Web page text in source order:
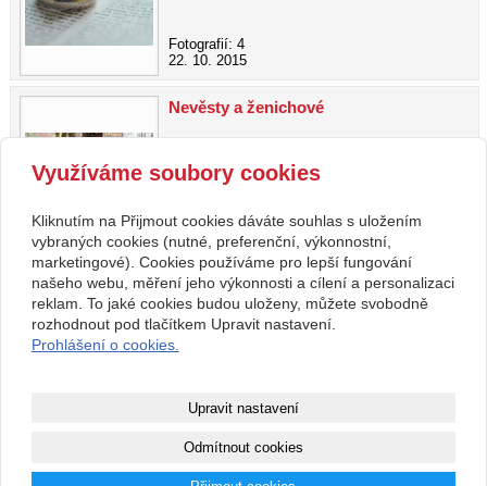
Fotografií: 4
22. 10. 2015
Nevěsty a ženichové
22. 10. 2015
Kontakt
Svatební studio Forever
Nekonečná 1024, 123 00
Praha
+420 123 456 789
Využíváme soubory cookies
Kliknutím na Přijmout cookies dáváte souhlas s uložením
vybraných cookies (nutné, preferenční, výkonnostní,
marketingové). Cookies používáme pro lepší fungování
našeho webu, měření jeho výkonnosti a cílení a personalizaci
reklam. To jaké cookies budou uloženy, můžete svobodně
rozhodnout pod tlačítkem Upravit nastavení.
Prohlášení o cookies.
Upravit nastavení
Odmítnout cookies